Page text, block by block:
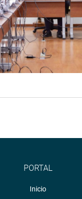
PORTAL
Inicio